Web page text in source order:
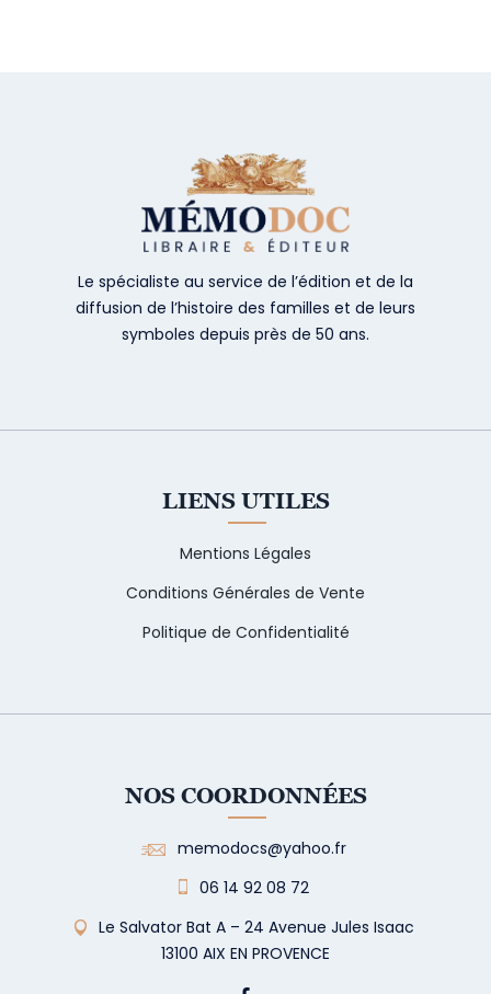
Le spécialiste au service de l’édition et de la
diffusion de l’histoire des familles et de leurs
symboles depuis près de 50 ans.
LIENS UTILES
Mentions Légales
Conditions Générales de Vente
Politique de Confidentialité
NOS COORDONNÉES
memodocs@yahoo.fr
06 14 92 08 72
Le Salvator Bat A – 24 Avenue Jules Isaac
13100 AIX EN PROVENCE